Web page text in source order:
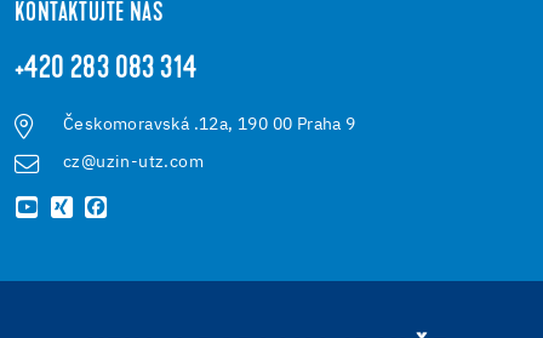
KONTAKTUJTE NÁS
+420 283 083 314
Českomoravská .12a, 190 00 Praha 9
cz@uzin-utz.com